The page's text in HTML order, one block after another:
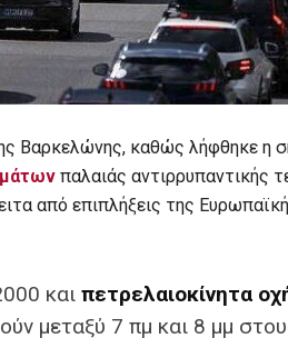
Βαρκελώνης, καθώς λήφθηκε η
παλαιάς αντιρρυπαντικής
από επιπλήξεις της
και πετρελαιοκίνητα
μεταξύ 7 πμ και 8 μμ